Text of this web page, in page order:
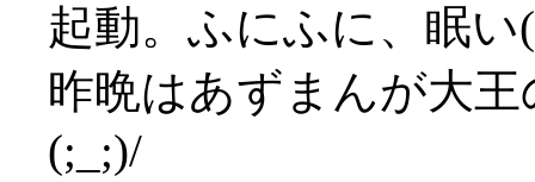
起動。ふにふに、眠
昨晩はあずまんが大
(;_;)/